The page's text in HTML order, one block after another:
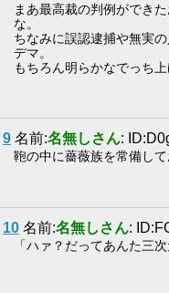
まあ最高裁の判例ができ
な。
ちなみに誤認逮捕や無実
デマ。
もちろん明らかなでっち
9 名前:名無しさん:
鞄の中に薔薇族を常備し
10 名前:名無しさん:
「ハァ？だってあんた三次